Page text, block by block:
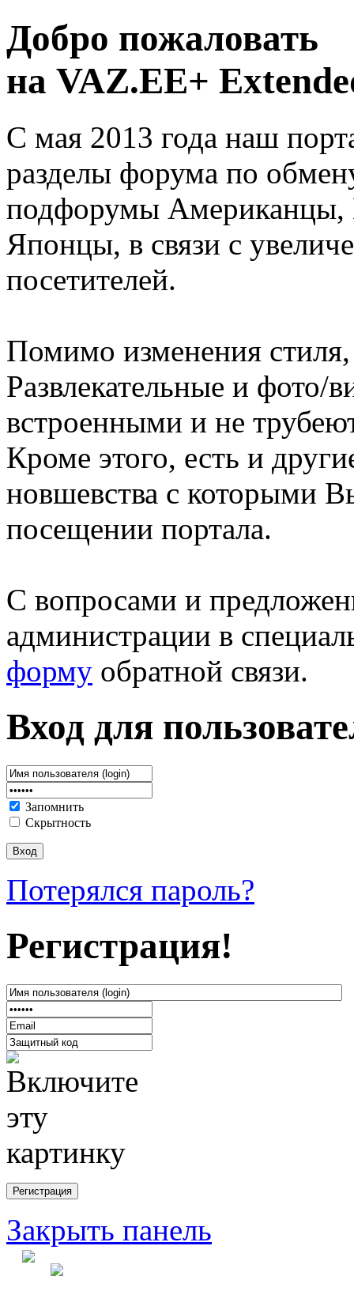
Добро пожаловать
на VAZ.EE+
С мая 2013 года наш
разделы форума по
подфорумы
Японцы, в связи с
посетителей.
Помимо изменения
Развлекательные и фото/
встроенными и не
Кроме этого, есть и
новшевства с которыми
посещении портала.
С вопросами и
администрации в
форму обратной связи.
Вход для
Запомнить
Скрытность
Потерялся пароль?
Регистрация!
Закрыть панель